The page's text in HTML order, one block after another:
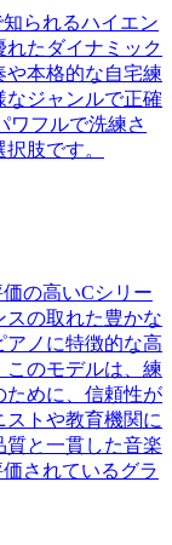
られるハイエン
れたダイナミック
や本格的な自宅練
なジャンルで正確
ワフルで洗練さ
肢です。
の高いCシリー
スの取れた豊かな
ノに特徴的な高
このモデルは、練
ために、信頼性が
トや教育機関に
と一貫した音楽
されているグラ